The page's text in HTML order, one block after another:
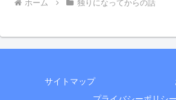
ホーム 独りになってからの話
サイトマップ